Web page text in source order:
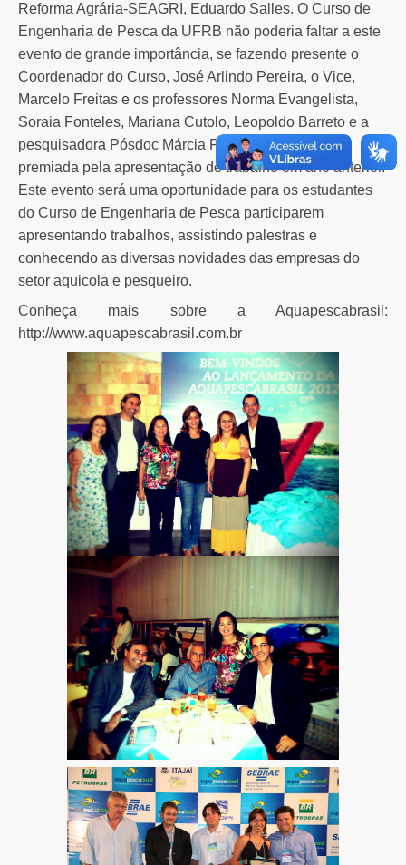
Reforma Agrária-SEAGRI, Eduardo Salles. O Curso de
Engenharia de Pesca da UFRB não poderia faltar a este
evento de grande importância, se fazendo presente o
Coordenador do Curso, José Arlindo Pereira, o Vice,
Marcelo Freitas e os professores Norma Evangelista,
Soraia Fonteles, Mariana Cutolo, Leopoldo Barreto e a
pesquisadora Pósdoc Márcia Fragoso, que já foi
premiada pela apresentação de trabalho em ano anterior.
Este evento será uma oportunidade para os estudantes
do Curso de Engenharia de Pesca participarem
apresentando trabalhos, assistindo palestras e
conhecendo as diversas novidades das empresas do
setor aquicola e pesqueiro.
Conheça mais sobre a Aquapescabrasil:
http://www.aquapescabrasil.com.br